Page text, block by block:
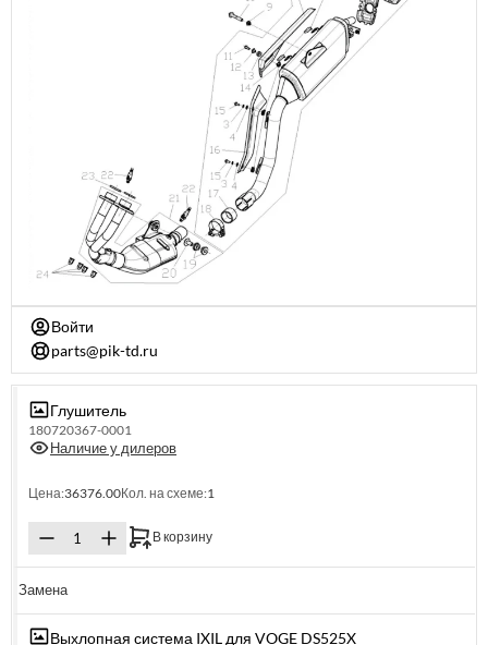
Войти
parts@pik-td.ru
Глушитель
180720367-0001
Наличие у дилеров
Цена:36376.00Кол. на схеме:1
В корзину
Замена
Выхлопная система IXIL для VOGE DS525X